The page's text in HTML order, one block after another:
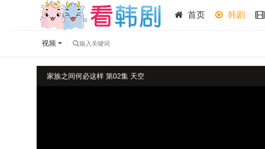
首页 韩剧
视频
家族之间何必这样 第02集 天空